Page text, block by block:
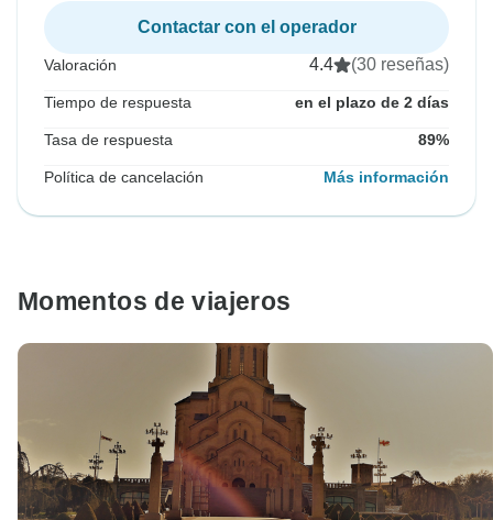
Contactar con el operador
Valoración 4.4 (30 reseñas)
Tiempo de respuesta en el plazo de 2 días
Tasa de respuesta 89%
Política de cancelación Más información
Momentos de viajeros